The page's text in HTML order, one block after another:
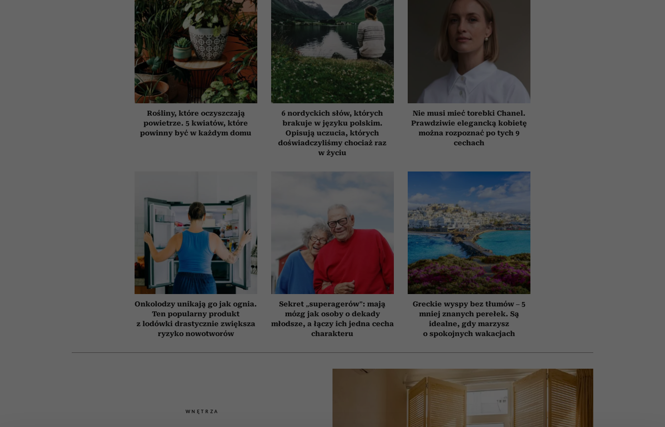
Rośliny, które oczyszczają
powietrze. 5 kwiatów, które
powinny być w każdym domu
6 nordyckich słów, których
brakuje w języku polskim.
Opisują uczucia, których
doświadczyliśmy chociaż raz
w życiu
Nie musi mieć torebki Chanel.
Prawdziwie elegancką kobietę
można rozpoznać po tych 9
cechach
Onkolodzy unikają go jak ognia.
Ten popularny produkt
z lodówki drastycznie zwiększa
ryzyko nowotworów
Sekret „superagerów”: mają
mózg jak osoby o dekady
młodsze, a łączy ich jedna cecha
charakteru
Greckie wyspy bez tłumów – 5
mniej znanych perełek. Są
idealne, gdy marzysz
o spokojnych wakacjach
WNĘTRZA